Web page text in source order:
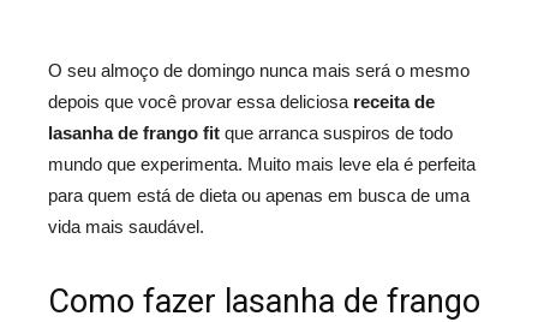
O seu almoço de domingo nunca mais será o mesmo
depois que você provar essa deliciosa receita de
lasanha de frango fit que arranca suspiros de todo
mundo que experimenta. Muito mais leve ela é perfeita
para quem está de dieta ou apenas em busca de uma
vida mais saudável.
Como fazer lasanha de frango